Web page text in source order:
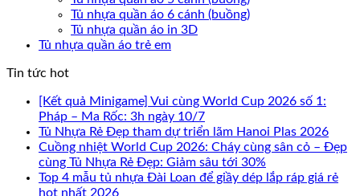
Tủ nhựa quần áo 6 cánh (buồng)
Tủ nhựa quần áo in 3D
Tủ nhựa quần áo trẻ em
Tin tức hot
[Kết quả Minigame] Vui cùng World Cup 2026 số 1:
Pháp – Ma Rốc: 3h ngày 10/7
Tủ Nhựa Rẻ Đẹp tham dự triển lãm Hanoi Plas 2026
Cuồng nhiệt World Cup 2026: Cháy cùng sân cỏ – Đẹp
cùng Tủ Nhựa Rẻ Đẹp: Giảm sâu tới 30%
Top 4 mẫu tủ nhựa Đài Loan để giầy dép lắp ráp giá rẻ
hot nhất 2026